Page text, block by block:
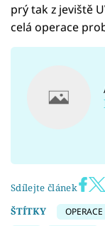
prý tak z jeviště
celá operace
Sdílejte článek
ŠTÍTKY
OPERACE